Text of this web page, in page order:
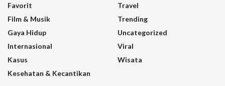
Favorit
Film & Musik
Gaya Hidup
Internasional
Kasus
Kesehatan & Kecantikan
Travel
Trending
Uncategorized
Viral
Wisata